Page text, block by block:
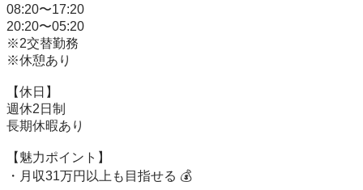
08:20〜17:20
20:20〜05:20
※2交替勤務
※休憩あり
【休日】
週休2日制
長期休暇あり
【魅力ポイント】
・月収31万円以上も目指せる 💰